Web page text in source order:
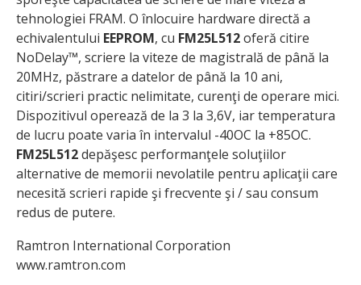
tehnologiei FRAM. O înlocuire hardware directă a
echivalentului EEPROM, cu FM25L512oferă citire
NoDelay™, scriere la viteze de magistrală de până la
20MHz, păstrare a datelor de până la 10 ani,
citiri/scrieri practic nelimitate, curenţi de operare mici.
Dispozitivul operează de la 3 la 3,6V, iar temperatura
de lucru poate varia în intervalul -40OC la +85OC.
FM25L512depăşesc performanţele soluţiilor
alternative de memorii nevolatile pentru aplicaţii care
necesită scrieri rapide şi frecvente şi / sau consum
redus de putere.
Ramtron International Corporation
www.ramtron.com